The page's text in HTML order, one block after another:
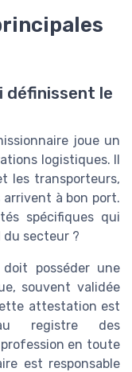
définissent le
joue un
logistiques. Il
les transporteurs,
à bon port.
spécifiques qui
secteur ?
posséder une
souvent validée
attestation est
registre des
en toute
est responsable